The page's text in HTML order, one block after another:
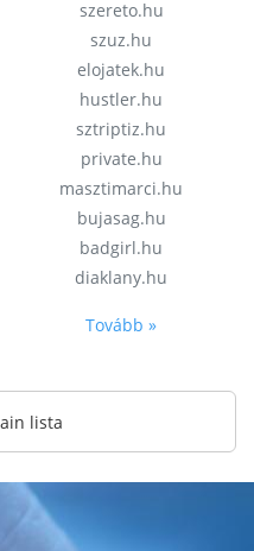
szereto.hu
szuz.hu
elojatek.hu
hustler.hu
sztriptiz.hu
private.hu
masztimarci.hu
bujasag.hu
badgirl.hu
diaklany.hu
Tovább »
lista